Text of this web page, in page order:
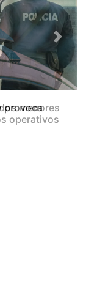
menores
operativos
Next